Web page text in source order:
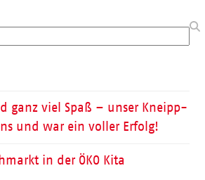
ganz viel Spaß – unser Kneipp-
und war ein voller Erfolg!
in der ÖKO Kita